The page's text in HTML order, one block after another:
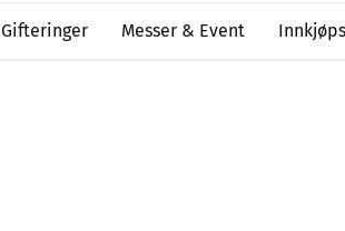
Gifteringer Messer & Event